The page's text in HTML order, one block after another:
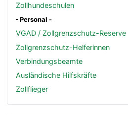
Zollhundeschulen
- Personal -
VGAD / Zollgrenzschutz-Reserve
Zollgrenzschutz-Helferinnen
Verbindungsbeamte
Ausländische Hilfskräfte
Zollflieger